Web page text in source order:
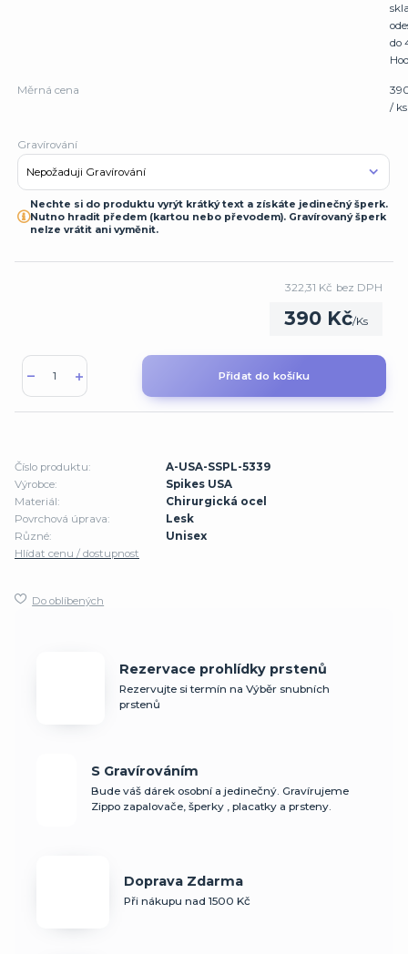
do
Měrná cena
/ ks
Gravírování
Nechte si do produktu vyrýt krátký text a získáte jedinečný šperk.
Nutno hradit předem (kartou nebo převodem). Gravírovaný šperk
nelze vrátit ani vyměnit.
390 Kč/Ks
322,31 Kč bez DPH
Přidat do košíku
Číslo produktu:
A-USA-SSPL-5339
Výrobce:
Spikes USA
Materiál:
Chirurgická ocel
Povrchová úprava:
Lesk
Různé:
Unisex
Hlídat cenu / dostupnost
Do oblíbených
Rezervace prohlídky prstenů
Rezervujte si termín na Výběr snubních
prstenů
S Gravírováním
Bude váš dárek osobní a jedinečný. Gravírujeme
Zippo zapalovače, šperky , placatky a prsteny.
Doprava Zdarma
Při nákupu nad 1500 Kč